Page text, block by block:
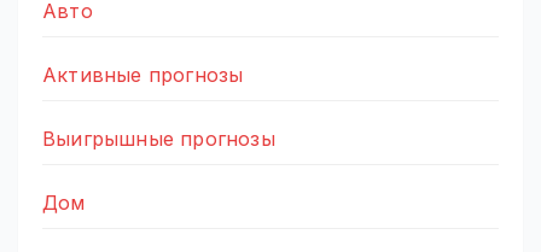
Авто
Активные прогнозы
Выигрышные прогнозы
Дом